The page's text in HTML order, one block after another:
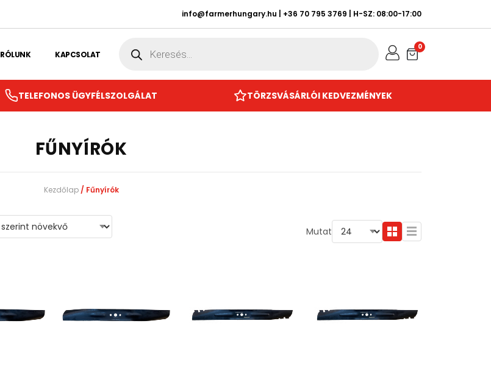
info@farmerhungary.hu +36 70 795 3769 | H-SZ: 08:00-17:00
RÓLUNK KAPCSOLAT search 0
TELEFONOS ÜGYFÉLSZOLGÁLAT TÖRZSVÁSÁRLÓI KEDVEZMÉNYEK
FŰNYÍRÓK
Kezdőlap/ Fűnyírók
Mutat